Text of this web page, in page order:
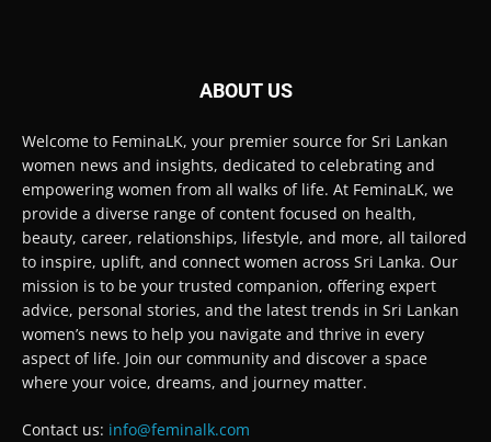
ABOUT US
Welcome to FeminaLK, your premier source for Sri Lankan
women news and insights, dedicated to celebrating and
empowering women from all walks of life. At FeminaLK, we
provide a diverse range of content focused on health,
beauty, career, relationships, lifestyle, and more, all tailored
to inspire, uplift, and connect women across Sri Lanka. Our
mission is to be your trusted companion, offering expert
advice, personal stories, and the latest trends in Sri Lankan
women’s news to help you navigate and thrive in every
aspect of life. Join our community and discover a space
where your voice, dreams, and journey matter.
Contact us: info@feminalk.com